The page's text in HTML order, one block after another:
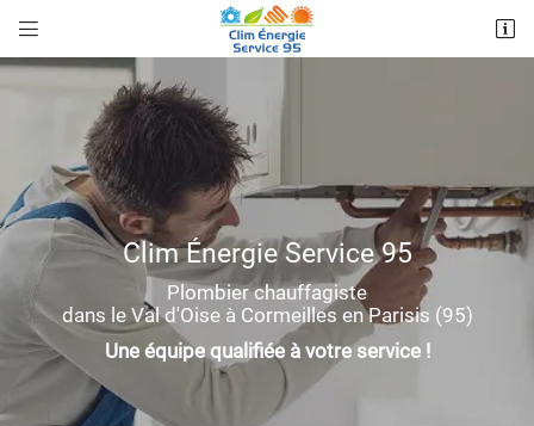
 
95240 CORMEILLES EN PARISIS
07 86 88 01 29
 Adresse email de réception
Clim Énergie Service 95
Plombier chauffagiste
dans le Val d'Oise à Cormeilles en Parisis (95)
Une équipe qualifiée à votre service !